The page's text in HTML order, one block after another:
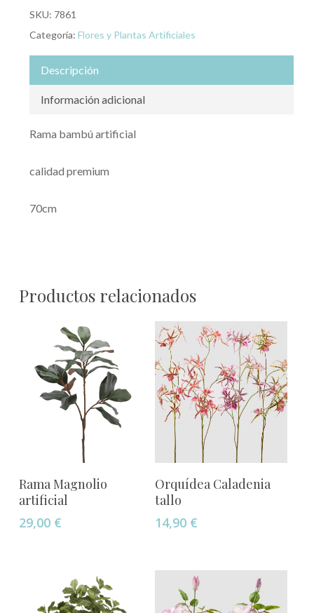
SKU: 7861
Categoría: Flores y Plantas Artificiales
Descripción
Información adicional
Rama bambú artificial
calidad premium
70cm
Productos relacionados
Añadir Al Carrito
Rama Magnolio
artificial
29,00 €
Añadir Al Carrito
Orquídea Caladenia
tallo
14,90 €